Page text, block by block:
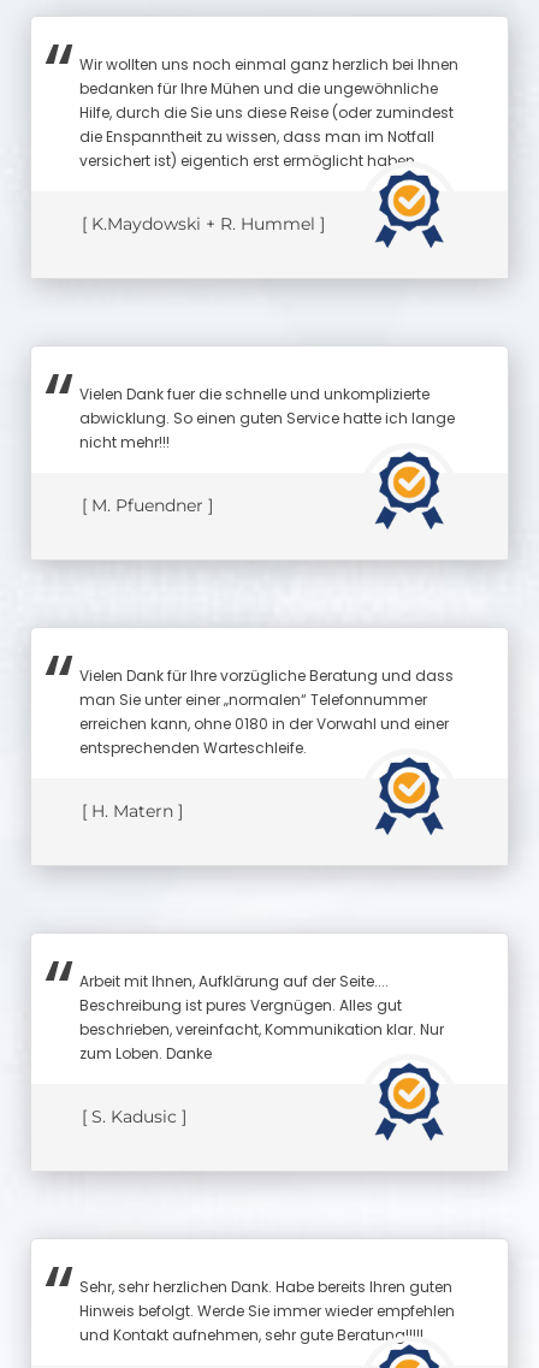
Wir wollten uns noch einmal ganz herzlich bei Ihnen
bedanken für Ihre Mühen und die ungewöhnliche
Hilfe, durch die Sie uns diese Reise (oder zumindest
die Enspanntheit zu wissen, dass man im Notfall
versichert ist) eigentich erst ermöglicht haben.
[ K.Maydowski + R. Hummel ]
Vielen Dank fuer die schnelle und unkomplizierte
abwicklung. So einen guten Service hatte ich lange
nicht mehr!!!
[ M. Pfuendner ]
Vielen Dank für Ihre vorzügliche Beratung und dass
man Sie unter einer „normalen“ Telefonnummer
erreichen kann, ohne 0180 in der Vorwahl und einer
entsprechenden Warteschleife.
[ H. Matern ]
Arbeit mit Ihnen, Aufklärung auf der Seite....
Beschreibung ist pures Vergnügen. Alles gut
beschrieben, vereinfacht, Kommunikation klar. Nur
zum Loben. Danke
[ S. Kadusic ]
Sehr, sehr herzlichen Dank. Habe bereits Ihren guten
Hinweis befolgt. Werde Sie immer wieder empfehlen
und Kontakt aufnehmen, sehr gute Beratung!!!!!